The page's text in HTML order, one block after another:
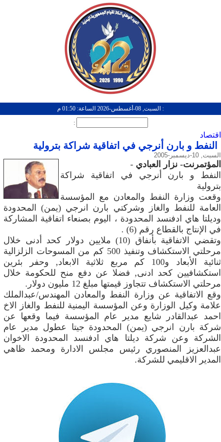
: السبت, 08-أغسطس-2026 الساعة: 01:50 م
:
اقتصاد
النفط و بارن أنرجي في اتفاقية شراكة بترولية
السبت, 10-ديسمبر-2005
المؤتمرنت- نزار العبادي -
النفط و بارن أنرجي في اتفاقية شراكة
بترولية
وقعت وزارة النفط والمعادن مع المؤسسة
العامة للنفط والغاز وشركتي بارن انرجي (يمن) المحدودة
وديلتا هاي ادفنسد المحدودة ، اليوم بصنعاء اتفاقية المشاركة
في الإنتاج بالقطاع رقم (6) .
وتقضي الاتفاقية بأنفاق (10) ملايين دولار كحد أدنى خلال
مرحلتي الاستكشاف وتنفيذ 500 كم من المسوحات الزلزالية
ثنائية الأبعاد و100 كم مربع ثلاثية الابعاد, وحفر بئرين
استكشافيين كحد ادنى, فضلا عن دفع منح للحكومة خلال
مرحلتي الاستكشاف تتجاوز قيمتها مبلغ 12 مليون دولار.
وقع الاتفاقية عن وزارة النفط والمعادن المهندس/عبدالملك
علامة وكيل الوزارة وعن المؤسسة اليمنية للنفط والغاز الاخ
احمد عبدالقادر شايع مدير عام المؤسسة فيما وقعها عن
شركة بارن انرجي (يمن) المحدودة جيتا عطول مدير عام
الشركة وعن شركة ديلتا هاي ادفنسد المحدودة الاخوان
عبدالعزيز المنصوري رئيس مجلس الادارة ومحمد ظاهي
المدير الاقليمي للشركة.